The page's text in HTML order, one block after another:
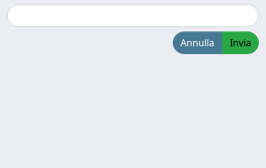
Annulla Invia